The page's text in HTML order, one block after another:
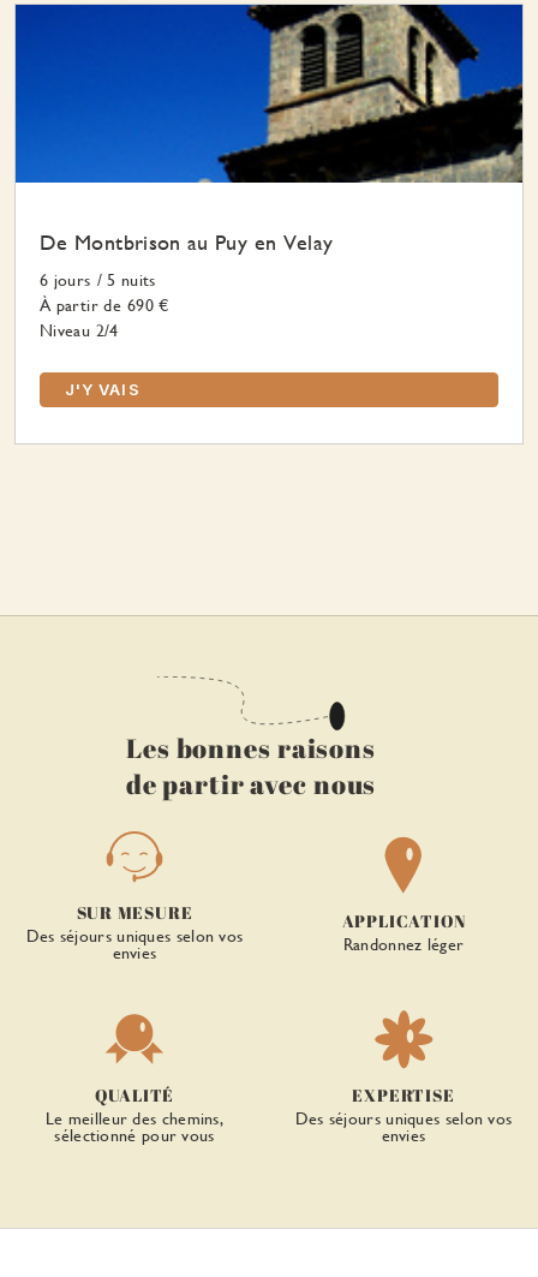
De Montbrison au Puy en Velay
6 jours /5 nuits
À partir de 690 €
Niveau 2/4
J'Y VAIS
Les bonnes raisons
de partir avec nous
SUR MESURE
Des séjours uniques selon vos
envies
APPLICATION
Randonnez léger
QUALITÉ
Le meilleur des chemins,
sélectionné pour vous
EXPERTISE
Des séjours uniques selon vos
envies